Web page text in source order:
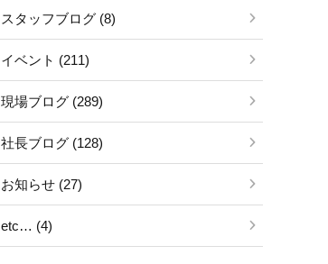
スタッフブログ (8)
イベント (211)
現場ブログ (289)
社長ブログ (128)
お知らせ (27)
etc… (4)